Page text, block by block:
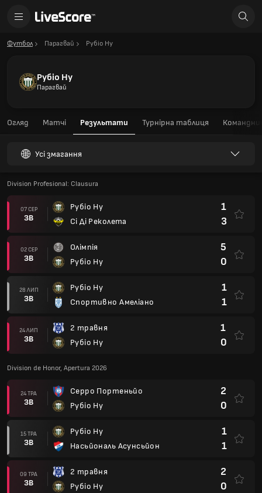
Футбол Парагвай Рубіо Ну
Рубіо Ну
Парагвай
Огляд Матчі Результати Турнірна таблиця
Усі змагання
Division Profesional: Clausura
07 СЕР
ЗВ
Рубіо Ну
Сі Ді Реколета
1
3
02 СЕР
ЗВ
Олімпія
Рубіо Ну
5
0
28 ЛИП
ЗВ
Рубіо Ну
Спортивно Амеліано
1
1
24 ЛИП
ЗВ
2 травня
Рубіо Ну
1
0
Division de Honor, Apertura 2026
24 ТРА
ЗВ
Серро Портеньйо
Рубіо Ну
2
0
15 ТРА
ЗВ
Рубіо Ну
Насьйональ Асунсьйон
1
1
09 ТРА
ЗВ
2 травня
Рубіо Ну
2
0